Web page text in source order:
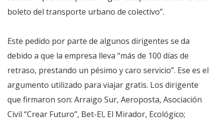
boleto del transporte urbano de colectivo”.
Este pedido por parte de algunos dirigentes se da
debido a que la empresa lleva “más de 100 días de
retraso, prestando un pésimo y caro servicio”. Ese es el
argumento utilizado para viajar gratis. Los dirigente
que firmaron son: Arraigo Sur, Aeroposta, Asociación
Civil “Crear Futuro”, Bet-El, El Mirador, Ecológico;